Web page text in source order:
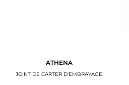
ATHENA
JOINT DE CARTER D'EMBRAYAGE